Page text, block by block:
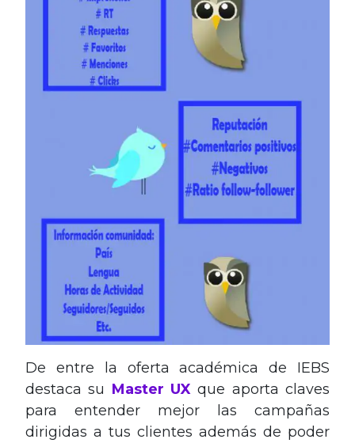
De entre la oferta académica de IEBS
destaca su Master UX que aporta claves
para entender mejor las campañas
dirigidas a tus clientes además de poder